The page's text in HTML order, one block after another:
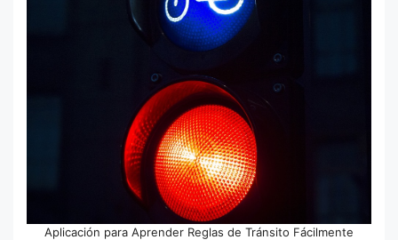
Aplicación para Aprender Reglas de Tránsito Fácilmente